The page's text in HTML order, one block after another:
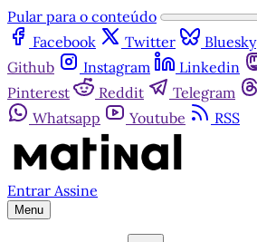
Pular para o conteúdo
Facebook
Twitter Bluesky
Github
Instagram Linkedin
Pinterest
Reddit Telegram
Whatsapp
Youtube RSS
Entrar Assine
Menu